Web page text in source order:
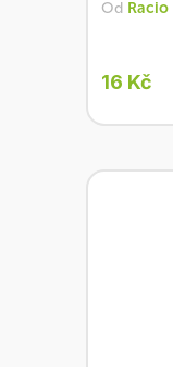
Od Racio
16 Kč